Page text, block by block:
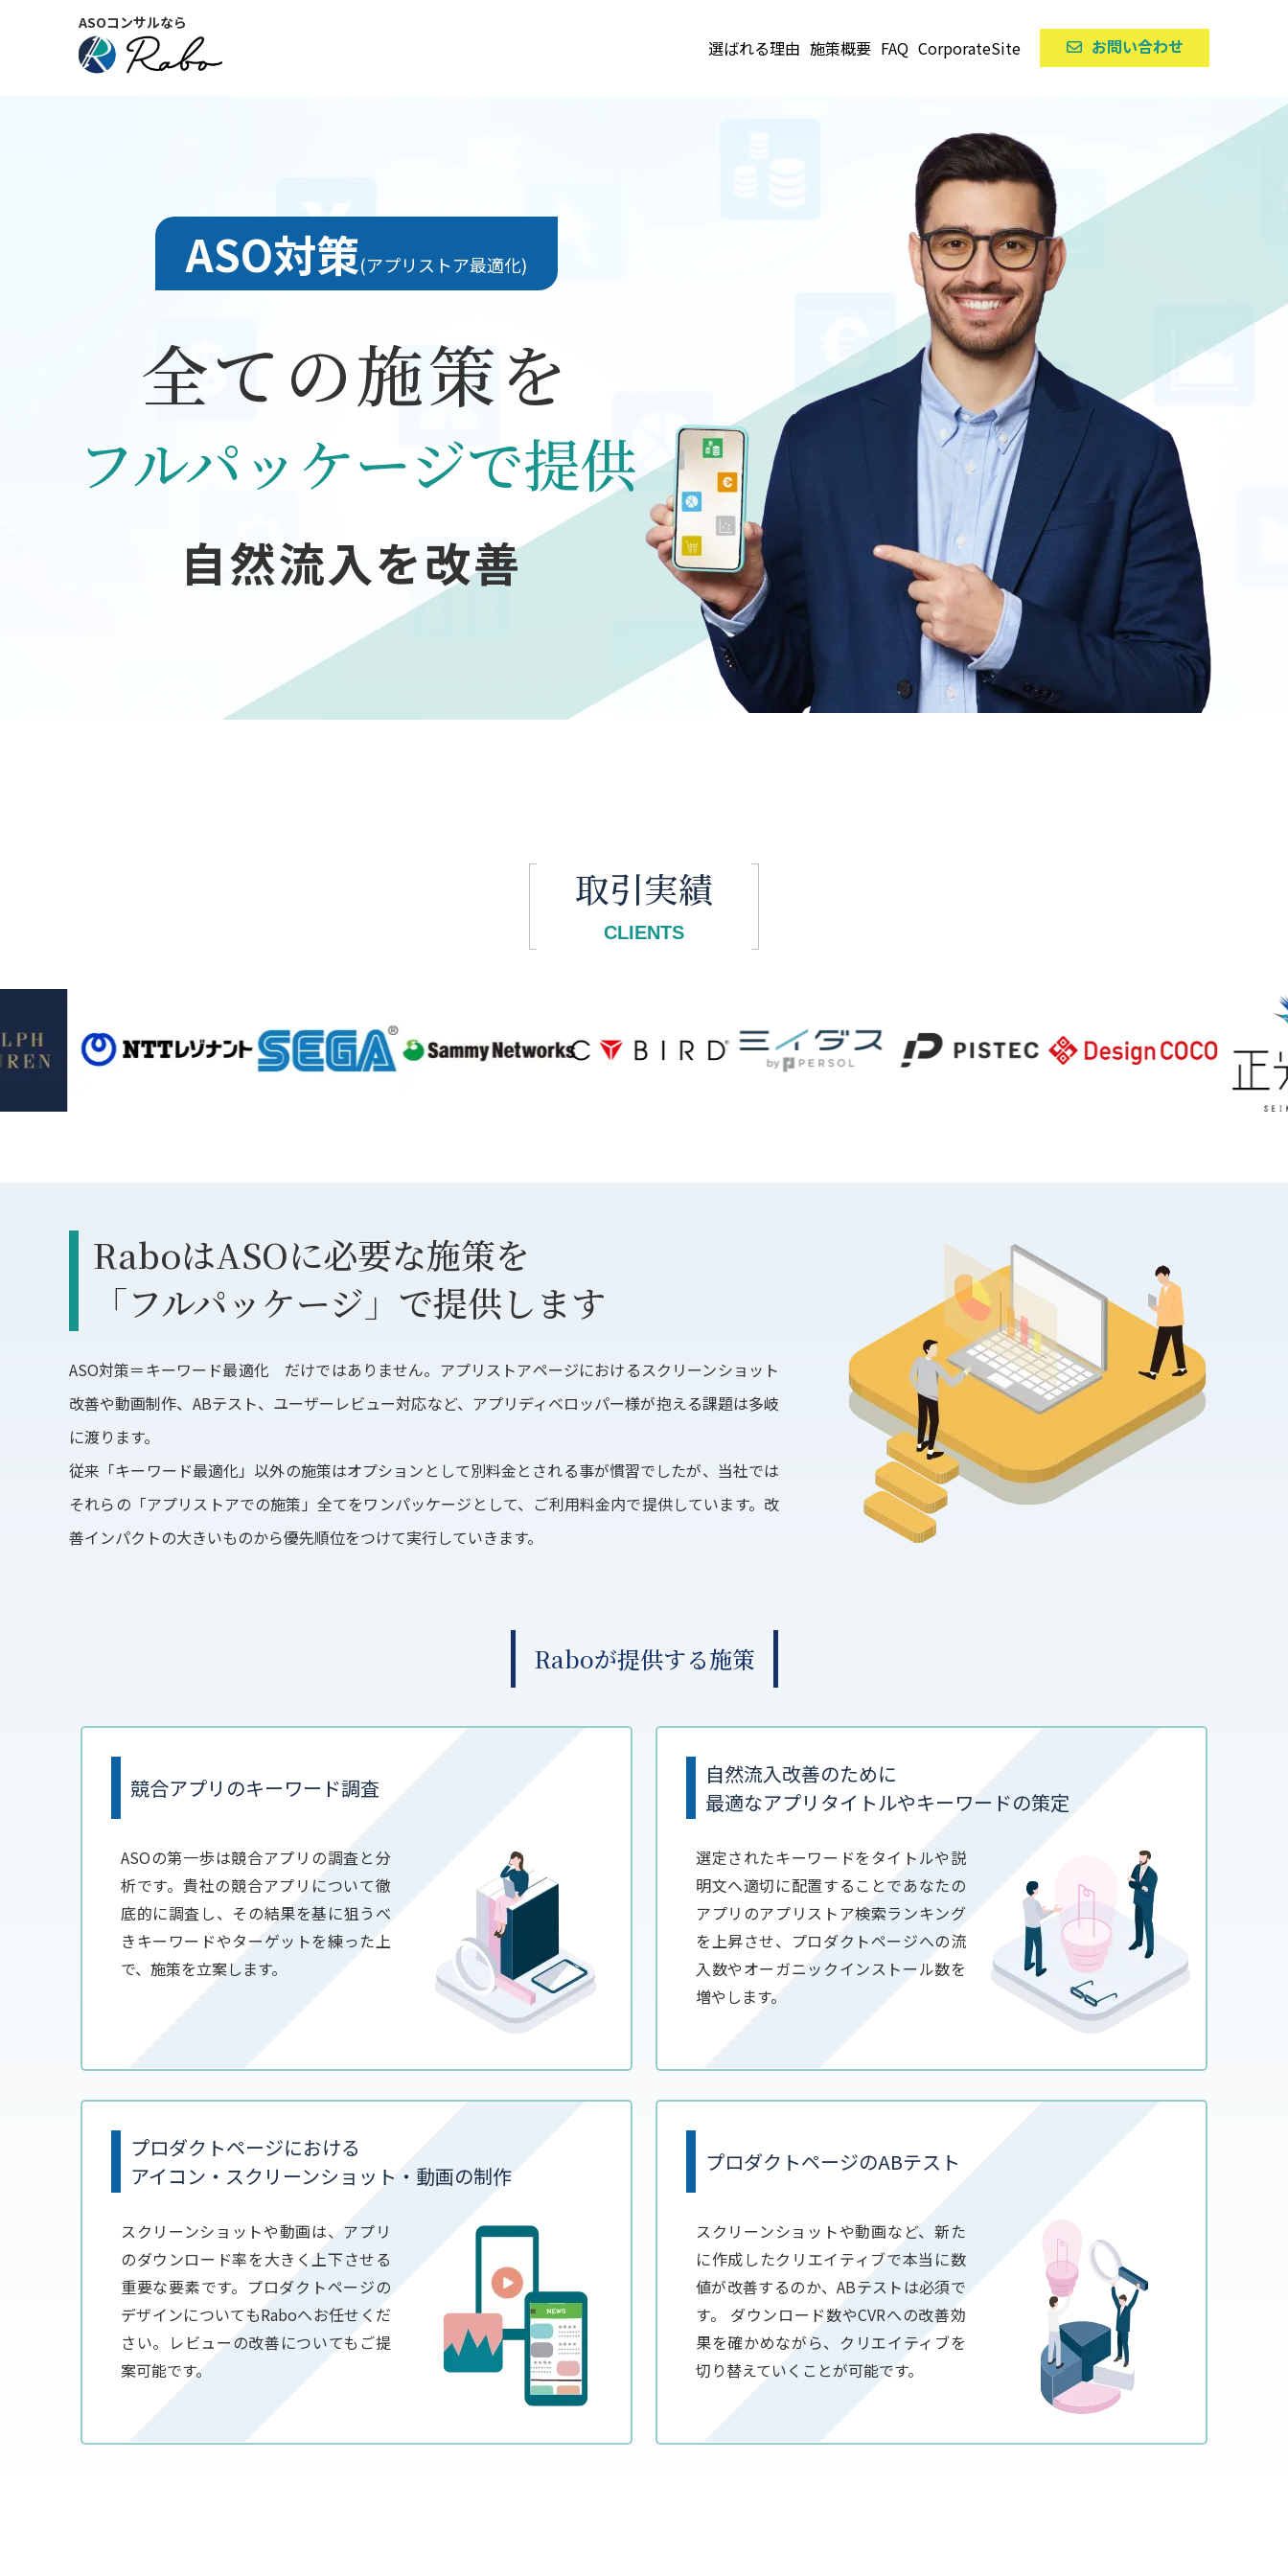
ASOコンサルなら
お問い合わせ
選ばれる理由 施策概要 FAQ CorporateSite
ASO対策(アプリストア最適化)
全ての施策を
フルパッケージで提供
自然流入を改善
取引実績
CLIENTS
RaboはASOに必要な施策を
「フルパッケージ」で提供します
ASO対策＝キーワード最適化 だけではありません。アプリストアページにおけるスクリーンショット
改善や動画制作、ABテスト、ユーザーレビュー対応など、アプリディベロッパー様が抱える課題は多岐
に渡ります。
従来「キーワード最適化」以外の施策はオプションとして別料金とされる事が慣習でしたが、当社では
それらの「アプリストアでの施策」全てをワンパッケージとして、ご利用料金内で提供しています。改
善インパクトの大きいものから優先順位をつけて実行していきます。
Raboが提供する施策
競合アプリのキーワード調査
ASOの第一歩は競合アプリの調査と分
析です。貴社の競合アプリについて徹
底的に調査し、その結果を基に狙うべ
きキーワードやターゲットを練った上
で、施策を立案します。
自然流入改善のために
最適なアプリタイトルやキーワードの策定
選定されたキーワードをタイトルや説
明文へ適切に配置することであなたの
アプリのアプリストア検索ランキング
を上昇させ、プロダクトページへの流
入数やオーガニックインストール数を
増やします。
プロダクトページにおける
アイコン・スクリーンショット・動画の制作
スクリーンショットや動画は、アプリ
のダウンロード率を大きく上下させる
重要な要素です。プロダクトページの
デザインについてもRaboへお任せくだ
さい。レビューの改善についてもご提
案可能です。
プロダクトページのABテスト
スクリーンショットや動画など、新た
に作成したクリエイティブで本当に数
値が改善するのか、ABテストは必須で
す。 ダウンロード数やCVRへの改善効
果を確かめながら、クリエイティブを
切り替えていくことが可能です。